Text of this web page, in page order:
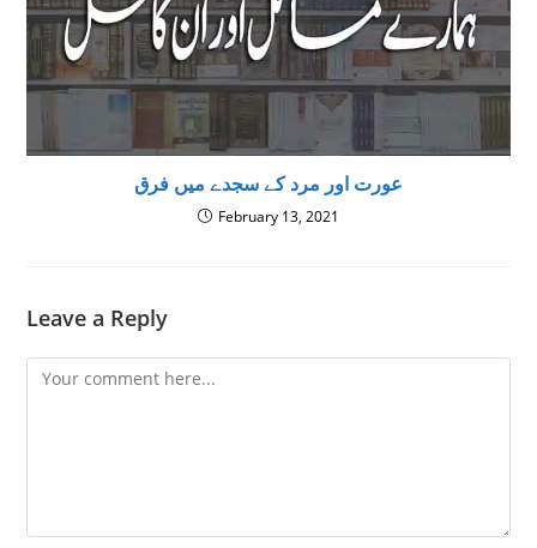
عورت اور مرد کے سجدے میں فرق
February 13, 2021
Leave a Reply
Comment